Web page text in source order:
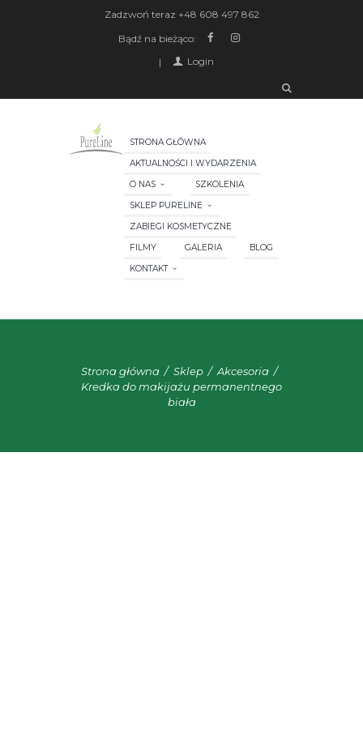
Zadzwoń teraz +48 608 497 862
Bądź na bieżąco:
Login
STRONA GŁÓWNA
AKTUALNOŚCI I WYDARZENIA
O NAS
SZKOLENIA
SKLEP PURELINE
ZABIEGI KOSMETYCZNE
FILMY
GALERIA
BLOG
KONTAKT
Strona główna Sklep
Akcesoria
Kredka do makijażu permanentnego
biała